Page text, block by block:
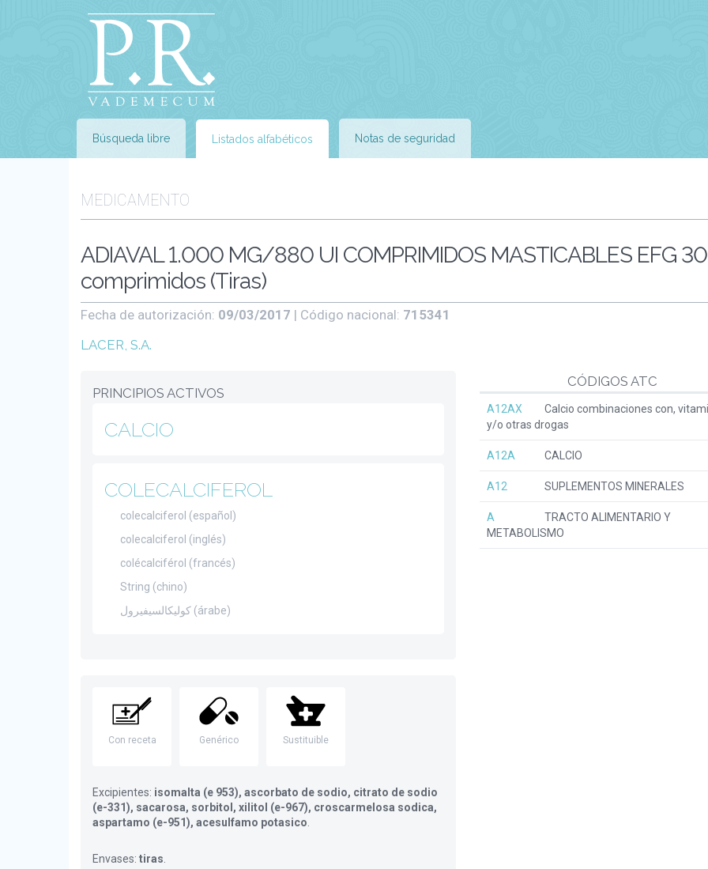
Búsqueda libre Listados alfabéticos Notas de seguridad
MEDICAMENTO
ADIAVAL 1.000 MG/880 UI COMPRIMIDOS MASTICABLES EFG 30
comprimidos (Tiras)
Fecha de autorización: 09/03/2017 | Código nacional: 715341
LACER, S.A.
CÓDIGOS ATC
A12AX
Calcio combinaciones con,
y/o otras drogas
A12A CALCIO
A12 SUPLEMENTOS MINERALES
A
TRACTO ALIMENTARIO Y
METABOLISMO
PRINCIPIOS ACTIVOS
CALCIO
COLECALCIFEROL
colecalciferol (español)
colecalciferol (inglés)
colécalciférol (francés)
String (chino)
كوليكالسيفيرول (árabe)
Con receta Genérico Sustituible
Excipientes: isomalta (e 953), ascorbato de sodio, citrato de sodio
(e-331), sacarosa, sorbitol, xilitol (e-967), croscarmelosa sodica,
aspartamo (e-951), acesulfamo potasico
Envases: tiras